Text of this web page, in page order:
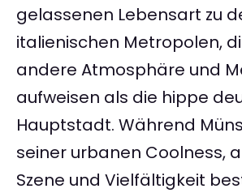
gelassenen Lebensart zu
italienischen Metropolen,
andere Atmosphäre und
aufweisen als die hippe
Hauptstadt. Während
seiner urbanen Coolness,
Szene und Vielfältigkeit